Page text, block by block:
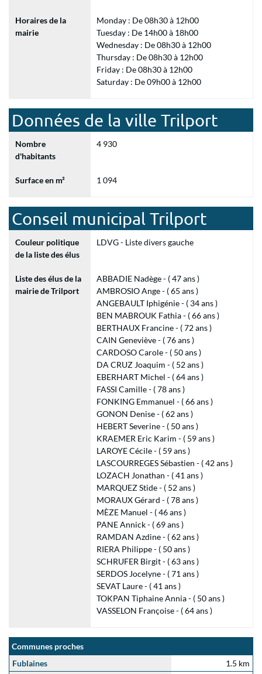
Horaires de la
mairie
Monday : De 08h30 à 12h00
Tuesday : De 14h00 à 18h00
Wednesday : De 08h30 à 12h00
Thursday : De 08h30 à 12h00
Friday : De 08h30 à 12h00
Saturday : De 09h00 à 12h00
Données de la ville Trilport
Nombre
d'habitants
4 930
Surface en m² 1 094
Conseil municipal Trilport
Couleur politique
de la liste des élus
LDVG - Liste divers gauche
Liste des élus de la
mairie de Trilport
ABBADIE Nadège - ( 47 ans )
AMBROSIO Ange - ( 65 ans )
ANGEBAULT Iphigénie - ( 34 ans )
BEN MABROUK Fathia - ( 66 ans )
BERTHAUX Francine - ( 72 ans )
CAIN Geneviève - ( 76 ans )
CARDOSO Carole - ( 50 ans )
DA CRUZ Joaquim - ( 52 ans )
EBERHART Michel - ( 64 ans )
FASSI Camille - ( 78 ans )
FONKING Emmanuel - ( 66 ans )
GONON Denise - ( 62 ans )
HEBERT Severine - ( 50 ans )
KRAEMER Eric Karim - ( 59 ans )
LAROYE Cécile - ( 59 ans )
LASCOURREGES Sébastien - ( 42 ans )
LOZACH Jonathan - ( 41 ans )
MARQUEZ Stide - ( 52 ans )
MORAUX Gérard - ( 78 ans )
MÈZE Manuel - ( 46 ans )
PANE Annick - ( 69 ans )
RAMDAN Azdine - ( 62 ans )
RIERA Philippe - ( 50 ans )
SCHRUFER Birgit - ( 63 ans )
SERDOS Jocelyne - ( 71 ans )
SEVAT Laure - ( 41 ans )
TOKPAN Tiphaine Annia - ( 50 ans )
VASSELON Françoise - ( 64 ans )
Communes proches
Fublaines
1.5 km